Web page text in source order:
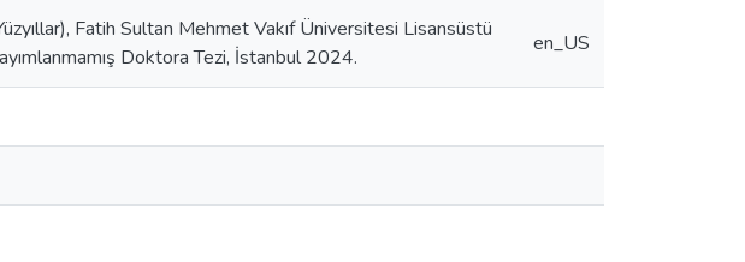
Fatih Sultan Mehmet Vakıf Üniversitesi Lisansüstü
Doktora Tezi, İstanbul 2024.
en_US